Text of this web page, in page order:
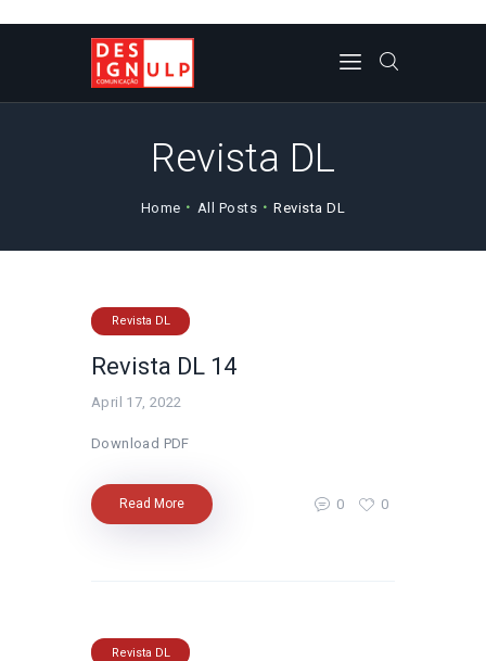
Revista DL
Home All Posts Revista DL
CORPO DOCENTE
JETOS
REVISTA DL
CONTACTOS
Revista DL
Revista DL 14
April 17, 2022
Download PDF
Read More 0 0
Revista DL